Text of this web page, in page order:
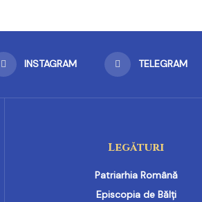
INSTAGRAM TELEGRAM
Legături
Patriarhia Română
Episcopia de Bălți